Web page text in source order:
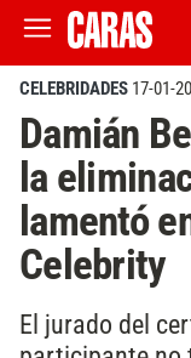
CELEBRIDADES 17-01-
Damián
la
lamentó
Celebrity
El jurado del